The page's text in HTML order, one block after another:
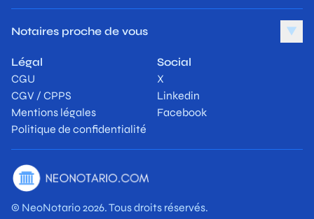
Notaires proche de vous ▼
Légal
CGU
CGV / CPPS
Mentions légales
Politique de confidentialité
Social
X
Linkedin
Facebook
© NeoNotario 2026. Tous droits réservés.